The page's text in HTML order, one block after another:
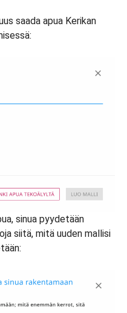
saada apua Kerikan
sinua pyydetään
siitä, mitä uuden mallisi